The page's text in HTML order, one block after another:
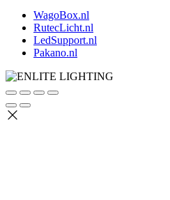
WagoBox.nl
RutecLicht.nl
LedSupport.nl
Pakano.nl